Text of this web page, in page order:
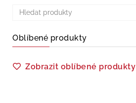
Oblíbené produkty
Zobrazit oblíbené produkty